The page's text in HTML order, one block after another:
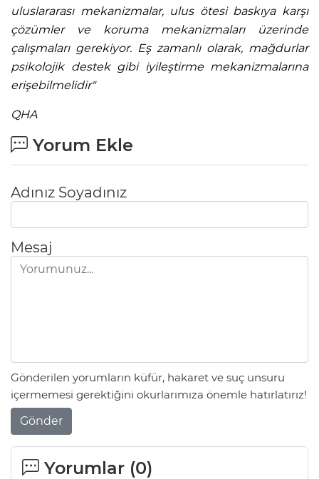
uluslararası mekanizmalar, ulus ötesi baskıya karşı
çözümler ve koruma mekanizmaları üzerinde
çalışmaları gerekiyor. Eş zamanlı olarak, mağdurlar
psikolojik destek gibi iyileştirme mekanizmalarına
erişebilmelidir"
QHA
Yorum Ekle
Adınız Soyadınız
Mesaj
Gönderilen yorumların küfür, hakaret ve suç unsuru
içermemesi gerektiğini okurlarımıza önemle hatırlatırız!
Gönder
Yorumlar (0)